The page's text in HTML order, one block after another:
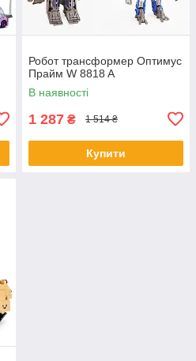
Робот трансформер Оптимус
Прайм W 8818 A
В наявності
1 287 ₴ 1 514 ₴
Купити